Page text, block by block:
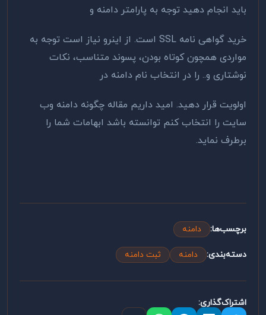
باید انجام دهید توجه به پارامتر دامنه و
خرید گواهی نامه SSL است‌. از اینرو نیاز است توجه به
مواردی همچون کوتاه بودن، پسوند متناسب، نکات
نوشتاری و.. را در انتخاب نام دامنه در
اولویت قرار دهید. امید داریم مقاله چگونه دامنه وب
سایت را انتخاب کنم توانسته باشد ابهامات شما را
برطرف نماید.
برچسب‌ها: دامنه
دسته‌بندی: دامنه ثبت دامنه
اشتراک‌گذاری: